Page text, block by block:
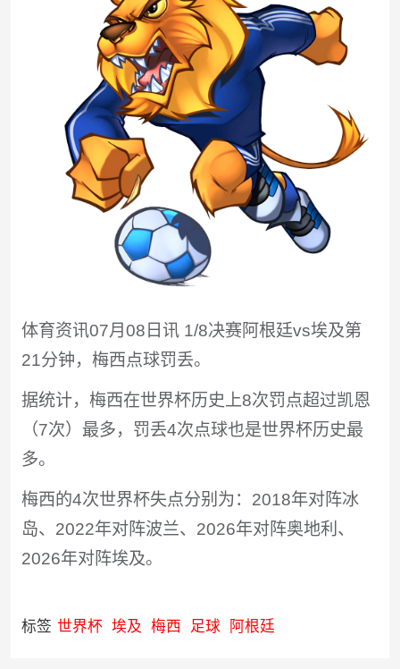
体育资讯07月08日讯 1/8决赛阿根廷vs埃及第
21分钟，梅西点球罚丢。
据统计，梅西在世界杯历史上8次罚点超过凯恩
（7次）最多，罚丢4次点球也是世界杯历史最
多。
梅西的4次世界杯失点分别为：2018年对阵冰
岛、2022年对阵波兰、2026年对阵奥地利、
2026年对阵埃及。
标签 世界杯 埃及 梅西 足球 阿根廷